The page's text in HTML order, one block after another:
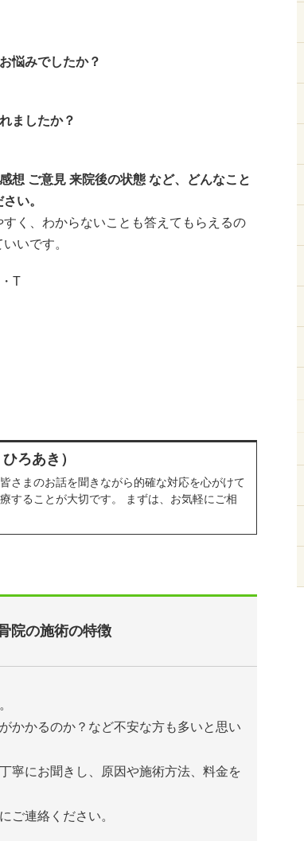
悩みでしたか？
ましたか？
想 ご意見 来院後の状態 など、どんなこと
い。
く、わからないことも答えてもらえるの
いです。
T
ろあき）
さまのお話を聞きながら的確な対応を心がけて
することが大切です。 まずは、お気軽にご相
院の施術の特徴
かかるのか？など不安な方も多いと思い
寧にお聞きし、原因や施術方法、料金を
ご連絡ください。